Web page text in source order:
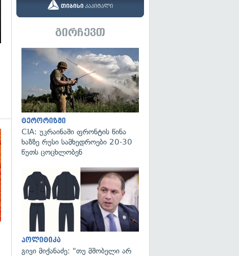
გადახედვა
გირჩევთ
ტერორიზმი
CIA: უკრაინაში ფრონტის წინა
ხაზზე რუსი სამხედროები 20-30
წუთს ცოცხლობენ
პოლიტიკა
გივი მიქანაძე: "თუ მშობელი არ